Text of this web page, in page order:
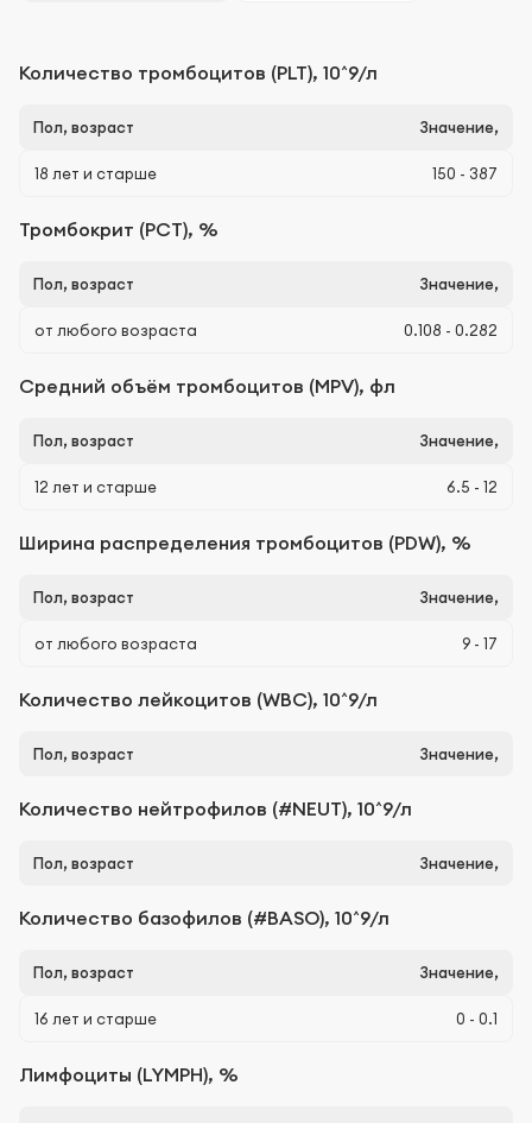
Количество тромбоцитов (PLT), 10^9/л
Пол, возраст Значение,
18 лет и старше 150 - 387
Тромбокрит (PCT), %
Пол, возраст Значение,
от любого возраста 0.108 - 0.282
Средний объём тромбоцитов (MPV), фл
Пол, возраст Значение,
12 лет и старше 6.5 - 12
Ширина распределения тромбоцитов (РDW), %
Пол, возраст Значение,
от любого возраста 9 - 17
Количество лейкоцитов (WBС), 10^9/л
Пол, возраст Значение,
Количество нейтрофилов (#NEUT), 10^9/л
Пол, возраст Значение,
Количество базофилов (#BASO), 10^9/л
Пол, возраст Значение,
16 лет и старше 0 - 0.1
Лимфоциты (LYMPH), %